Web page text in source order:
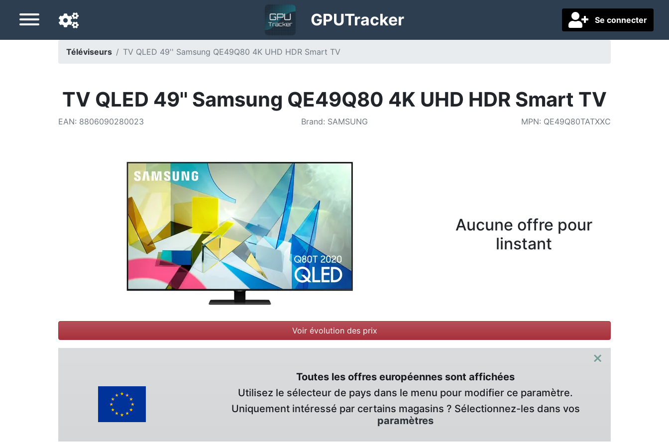
Se connecter
GPUTracker
Pays de livraison
Téléviseurs TV QLED 49'' Samsung QE49Q80 4K UHD HDR Smart TV
TV QLED 49'' Samsung QE49Q80 4K UHD HDR Smart TV
EAN: 8806090280023 Brand: SAMSUNG MPN: QE49Q80TATXXC
Aucune offre pour
linstant
Voir évolution des prix
×
Toutes les offres européennes sont affichées
Utilisez le sélecteur de pays dans le menu pour modifier ce paramètre.
Uniquement intéressé par certains magasins ? Sélectionnez-les dans vos
paramètres